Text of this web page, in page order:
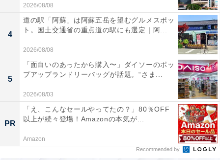
まれた源泉岩風呂とオートロウリュサウナが
自慢の施設
2026/08/08
4
道の駅「阿蘇」は阿蘇五岳を望むグルメスポッ
ト。国土交通省の重点道の駅にも選定｜阿...
2026/08/08
5
「面白いのあったから購入〜」ダイソーのポッ
プアップランドリーバッグが話題。“さま...
2026/08/03
PR
「え、こんなセールやってたの？」80％OFF
以上が続々登場！Amazonの本気が...
Amazon
Recommended by